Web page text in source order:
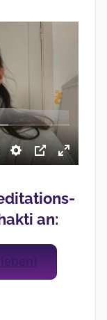
an: